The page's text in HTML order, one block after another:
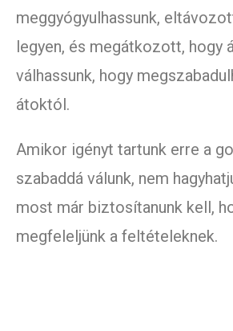
meggyógyulhassunk,
legyen, és megátkozott, hogy
válhassunk, hogy
átoktól.
Amikor igényt tartunk erre a
szabaddá válunk, nem
most már biztosítanunk kell,
megfeleljünk a feltételeknek.